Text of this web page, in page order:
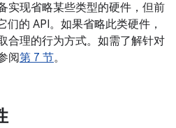
实现省略某些类型的硬件，但前
的 API。如果省略此类硬件，
合理的行为方式。如需了解针对
阅第 7 节。